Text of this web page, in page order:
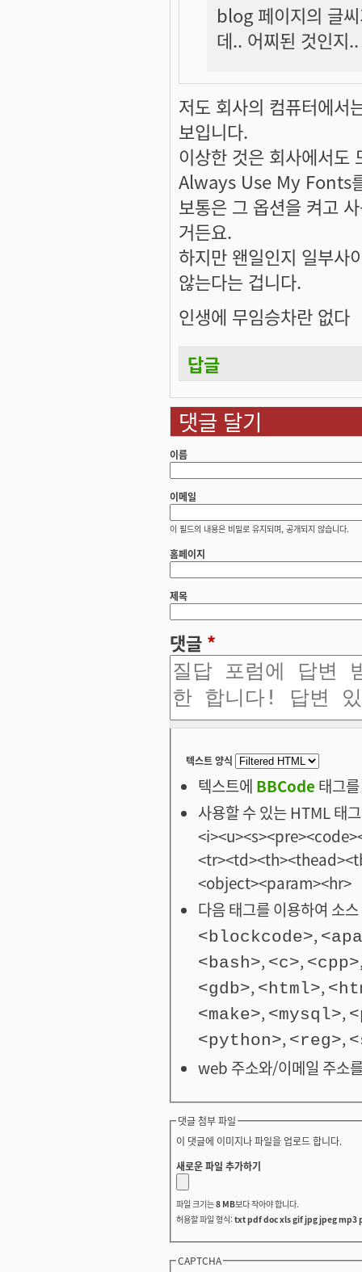
blog 페이지의 글
데.. 어찌된 것인지..
저도 회사의 컴퓨터에서
보입니다.
이상한 것은 회사에서
Always Use My Fonts
보통은 그 옵션을 켜고
거든요.
하지만 왠일인지 일부사
않는다는 겁니다.
인생에 무임승차란 없다
답글
댓글 달기
이름
이메일
이 필드의 내용은 비밀로 유지되며, 공개되지 않습니다.
홈페이지
제목
댓글 *
텍스트 양식
텍스트에 BBCode태그
사용할 수 있는 HTML
<object><param><hr>
다음 태그를 이용하여 소
<blockcode>,
<bash>, <c>, <cpp>
<gdb>, <html>,
<make>, <mysql>,
<python>, <reg>,
web 주소와/이메일 주소
댓글 첨부 파일
이 댓글에 이미지나 파일을 업로드 합니다.
새로운 파일 추가하기
파일 크기는8 MB보다 작아야 합니다.
허용할 파일 형식: txt pdf doc xls gif jpg jpeg mp3
CAPTCHA